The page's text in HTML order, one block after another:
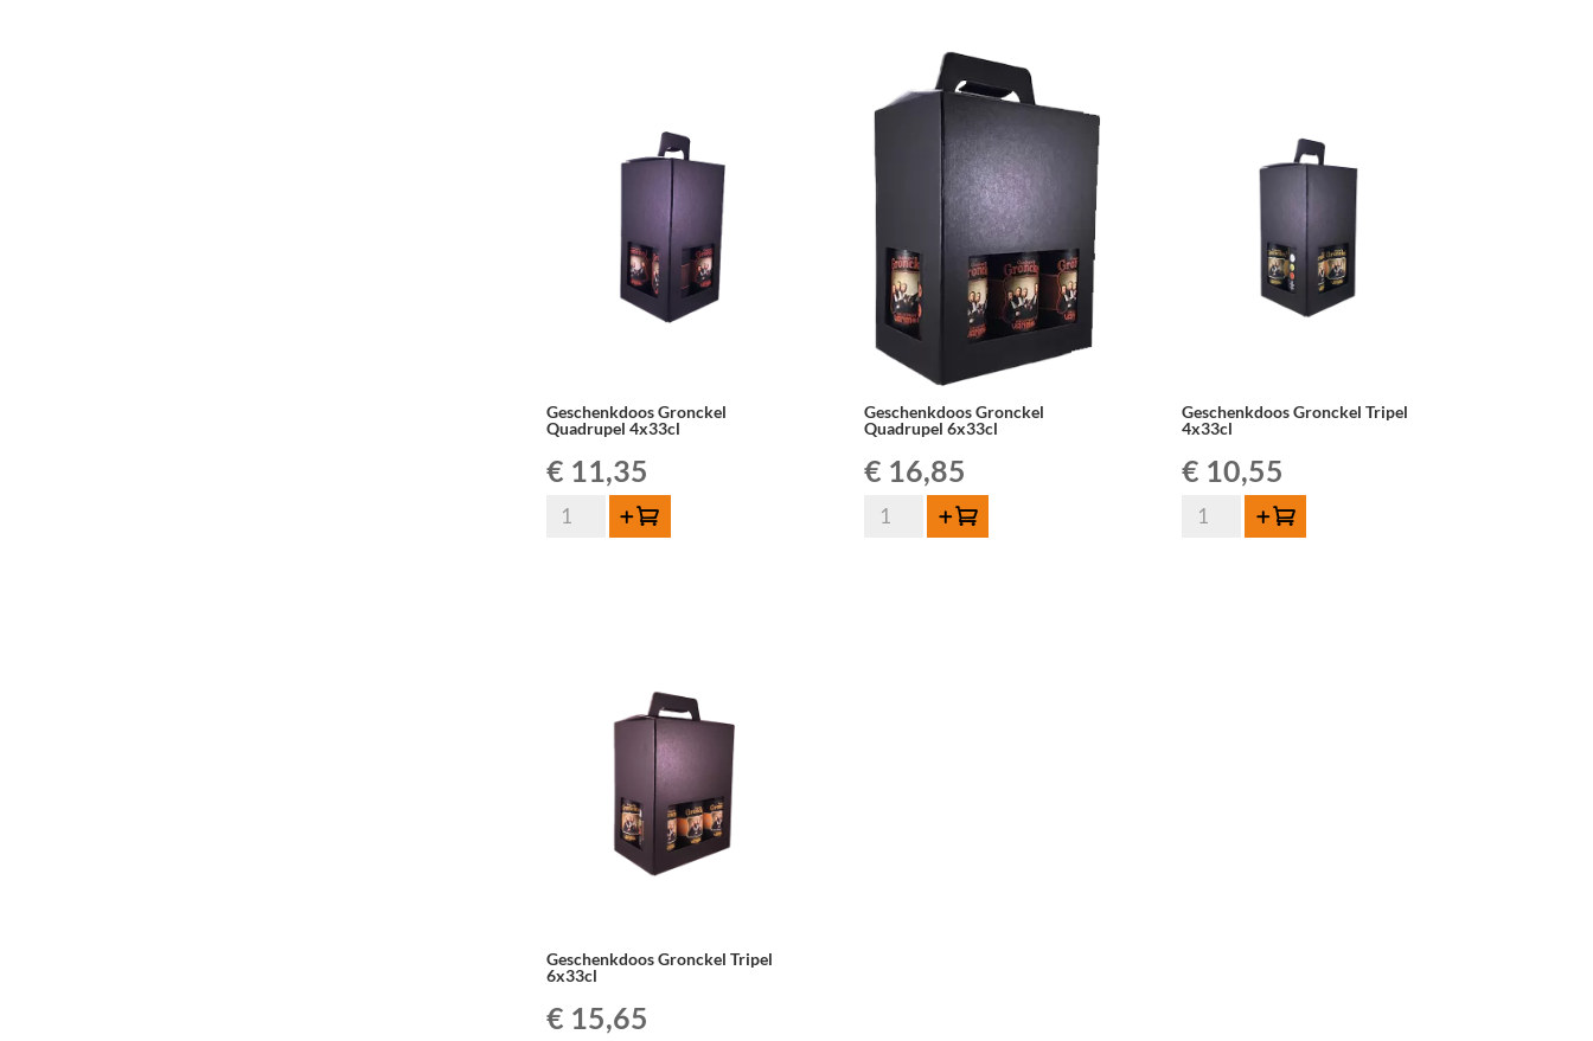
Geschenkdoos Gronckel
Quadrupel 4x33cl
€ 11,35
Geschenkdoos
Gronckel
Toevoegen
Geschenkdoos Gronckel
Quadrupel 6x33cl
€ 16,85
Geschenkdoos
Gronckel
Toevoegen
Geschenkdoos Gronckel Tripel
4x33cl
€ 10,55
Geschenkdoos
Gronckel
Toevoegen
Geschenkdoos Gronckel Tripel
6x33cl
€ 15,65